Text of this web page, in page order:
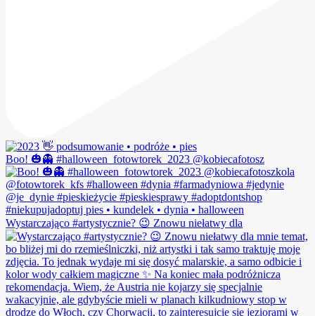
Boo! 🎃👻 #halloween_fotowtorek_2023 @kobiecafotosz
Wystarczająco #artystycznie? 😉 Znowu niełatwy dla